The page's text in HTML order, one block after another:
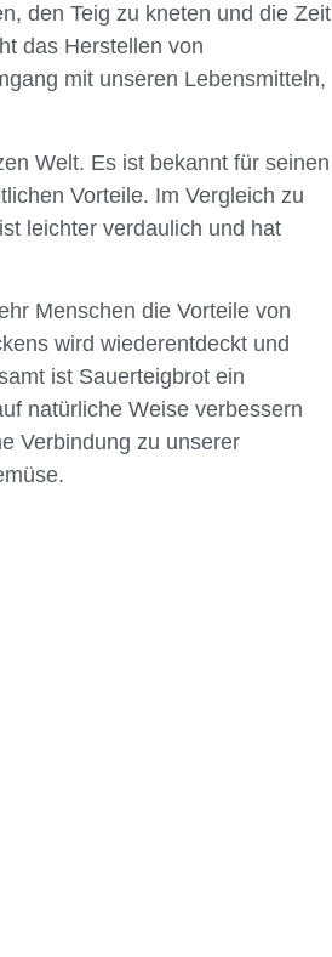
den Teig zu kneten und die Zeit
das Herstellen von
mit unseren Lebensmitteln,
Welt. Es ist bekannt für seinen
Vorteile. Im Vergleich zu
leichter verdaulich und hat
Menschen die Vorteile von
wird wiederentdeckt und
ist Sauerteigbrot ein
natürliche Weise verbessern
Verbindung zu unserer